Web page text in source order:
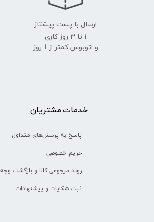
ارسال با پست پیشتاز
​​​​​​​1 تا 3 روز کاری
و اتوبوس کمتر از 1 روز
خدمات مشتریان
پاسخ به پرسش‌های متداول
حریم خصوصی
روند مرجوعی کالا و بازگشت وجه
ثبت شکایات و پیشنهادات